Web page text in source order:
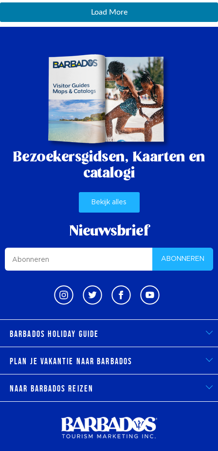
Load More
Bezoekersgidsen, Kaarten en
catalogi
Bekijk alles
Nieuwsbrief
ABONNEREN
Barbados Holiday Guide
Plan je vakantie naar Barbados
Naar Barbados reizen